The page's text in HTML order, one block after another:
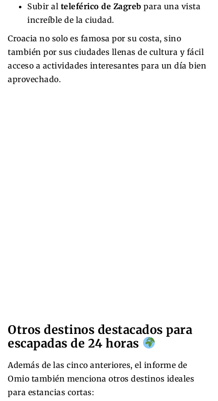
Subir al teleférico de Zagreb para una vista
increíble de la ciudad.
Croacia no solo es famosa por su costa, sino
también por sus ciudades llenas de cultura y fácil
acceso a actividades interesantes para un día bien
aprovechado.
Otros destinos destacados para
escapadas de 24 horas
Además de las cinco anteriores, el informe de
Omio también menciona otros destinos ideales
para estancias cortas: